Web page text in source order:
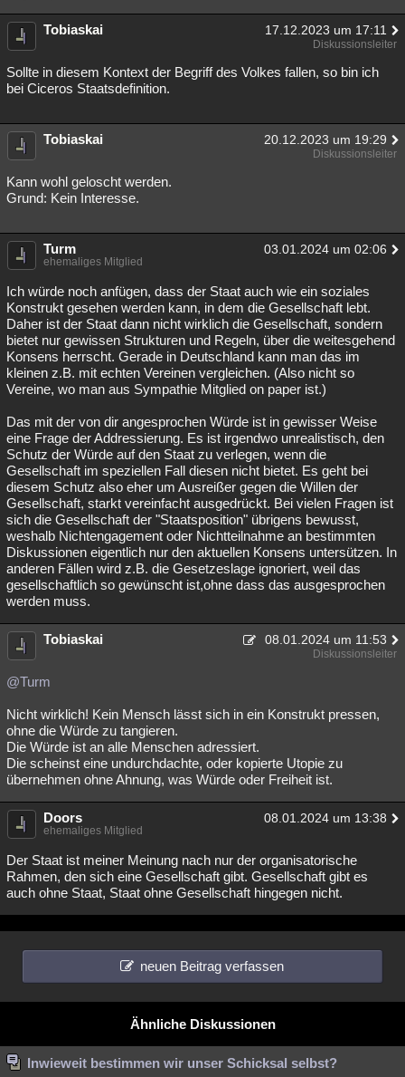
Tobiaskai 17.12.2023 um 17:11
Diskussionsleiter
Sollte in diesem Kontext der Begriff des Volkes fallen, so bin ich
bei Ciceros Staatsdefinition.
Tobiaskai 20.12.2023 um 19:29
Diskussionsleiter
Kann wohl geloscht werden.
Grund: Kein Interesse.
Turm 03.01.2024 um 02:06
ehemaliges Mitglied
Ich würde noch anfügen, dass der Staat auch wie ein soziales
Konstrukt gesehen werden kann, in dem die Gesellschaft lebt.
Daher ist der Staat dann nicht wirklich die Gesellschaft, sondern
bietet nur gewissen Strukturen und Regeln, über die weitesgehend
Konsens herrscht. Gerade in Deutschland kann man das im
kleinen z.B. mit echten Vereinen vergleichen. (Also nicht so
Vereine, wo man aus Sympathie Mitglied on paper ist.)
Das mit der von dir angesprochen Würde ist in gewisser Weise
eine Frage der Addressierung. Es ist irgendwo unrealistisch, den
Schutz der Würde auf den Staat zu verlegen, wenn die
Gesellschaft im speziellen Fall diesen nicht bietet. Es geht bei
diesem Schutz also eher um Ausreißer gegen die Willen der
Gesellschaft, starkt vereinfacht ausgedrückt. Bei vielen Fragen ist
sich die Gesellschaft der "Staatsposition" übrigens bewusst,
weshalb Nichtengagement oder Nichtteilnahme an bestimmten
Diskussionen eigentlich nur den aktuellen Konsens untersützen. In
anderen Fällen wird z.B. die Gesetzeslage ignoriert, weil das
gesellschaftlich so gewünscht ist,ohne dass das ausgesprochen
werden muss.
Tobiaskai 08.01.2024 um 11:53
Diskussionsleiter
@Turm
Nicht wirklich! Kein Mensch lässt sich in ein Konstrukt pressen,
ohne die Würde zu tangieren.
Die Würde ist an alle Menschen adressiert.
Die scheinst eine undurchdachte, oder kopierte Utopie zu
übernehmen ohne Ahnung, was Würde oder Freiheit ist.
Doors 08.01.2024 um 13:38
ehemaliges Mitglied
Der Staat ist meiner Meinung nach nur der organisatorische
Rahmen, den sich eine Gesellschaft gibt. Gesellschaft gibt es
auch ohne Staat, Staat ohne Gesellschaft hingegen nicht.
neuen Beitrag verfassen
Ähnliche Diskussionen
Inwieweit bestimmen wir unser Schicksal selbst?